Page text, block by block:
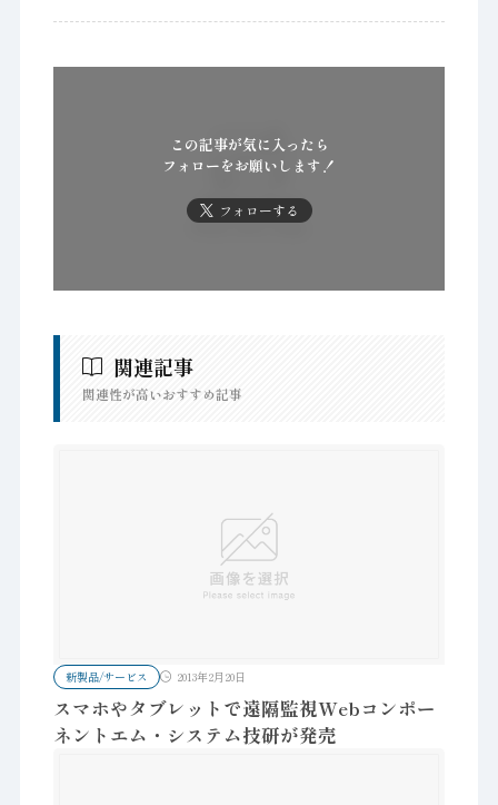
この記事が気に入ったら
フォローをお願いします！
フォローする
関連記事
関連性が高いおすすめ記事
新製品/サービス 2013年2月20日
スマホやタブレットで遠隔監視Webコンポー
ネントエム・システム技研が発売